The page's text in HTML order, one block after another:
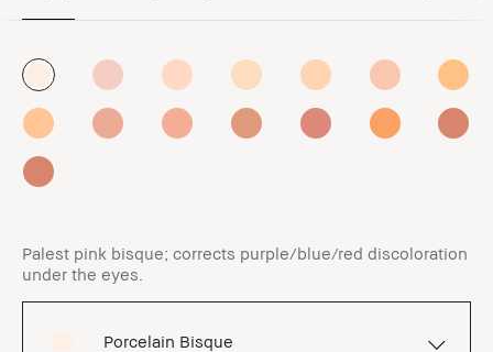
Palest pink bisque; corrects purple/blue/red discoloration
under the eyes.
Porcelain Bisque